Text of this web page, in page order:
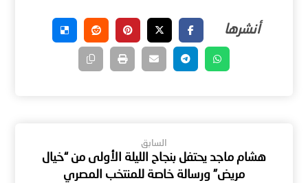
السابق
هشام ماجد يحتفل بنجاح الليلة الأولى من “خيال
مريض” ورسالة خاصة للمنتخب المصري